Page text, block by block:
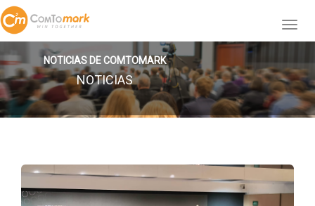
NOTICIAS DE COMTOMARK
NOTICIAS